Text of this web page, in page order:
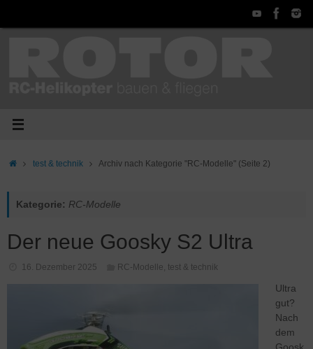
Starttest & technik Archiv nach Kategorie "RC-Modelle"(Seite 2)
Kategorie: RC-Modelle
Der neue Goosky S2 Ultra
16. Dezember 2025 RC-Modelle, test & technik
Ultra
gut?
Nach
dem